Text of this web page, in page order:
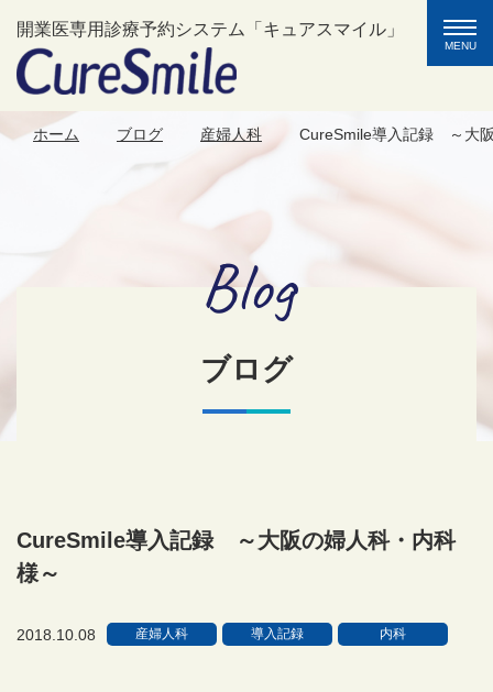
開業医専用診療予約システム「キュアスマイル」
ホーム ブログ 産婦人科 CureSmile導入記録 ～大
ブログ
Blog
CureSmile導入記録 ～大阪の婦人科・内科
様～
2018.10.08 産婦人科 導入記録 内科
toggle
MENU